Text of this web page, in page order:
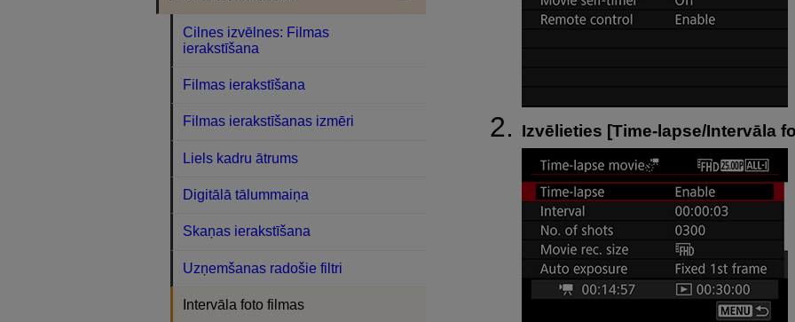
Izvēlieties [Time-lapse/Intervāla
Cilnes izvēlnes: Filmas
ierakstīšana
Filmas ierakstīšana
Filmas ierakstīšanas izmēri
Liels kadru ātrums
Digitālā tālummaiņa
Skaņas ierakstīšana
Uzņemšanas radošie filtri
Intervāla foto filmas